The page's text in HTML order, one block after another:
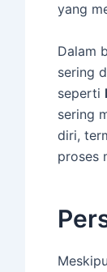
yang
Dalam
sering
seperti
sering
diri,
proses